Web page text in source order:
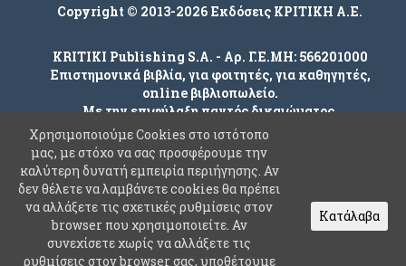
Copyright © 2013-2026 Εκδόσεις ΚΡΙΤΙΚΗ Α.Ε.
KRITIKI Publishing S.A. - Αρ. Γ.Ε.ΜΗ: 566201000
Επιστημονικά βιβλία, για φοιτητές, για καθηγητές,
online βιβλιοπωλείο.
Με την επιφύλαξη παντός δικαιώματος.
Company
Όροι χρήσης
Πολιτική Ασφαλείας Προσωπικών Δεδομένων
Συχνές Ερωτήσεις
Χρησιμοποιούμε Cookies στο ιστότοπο
μας, με στόχο να σας προσφέρουμε την
καλύτερη δυνατή εμπειρία περιήγησης. Αν
δεν θέλετε να λαμβάνετε cookies θα πρέπει
να αλλάξετε τις σχετικές ρυθμίσεις στον
browser που χρησιμοποιείτε. Αν
συνεχίσετε χωρίς να αλλάξετε τις
ρυθμίσεις στον browser σας, υποθέτουμε
Κατάλαβα